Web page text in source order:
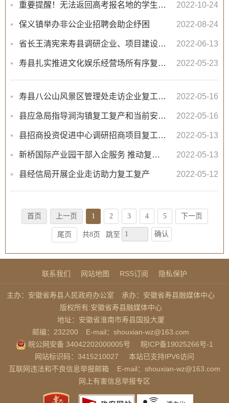
重要提醒！无法返回高考报名地的学生，请注意！ 2022-10-24
保义镇举办非公企业招聘会助企纾困 2022-08-24
省长王清宪来寿县调研企业、项目建设工地复工复产工作情况 2022-06-13
寿县扎实推进文化娱乐经营场所有序复工复产 2022-05-23
寿县八公山风景区管理处走访企业复工复产提升服务质量 2022-05-16
县应急局指导涧沟镇复工复产和当前安全生产工作 2022-05-16
县招商投资促进中心调研招商项目复工复产 2022-05-13
新桥国际产业园干部入企服务 推动复工复产 2022-05-13
县经信局开展企业走访助力复工复产 2022-05-12
首页 上一页 1 2 3 4 5 下一页
尾页 共8页 跳至 确认
联系我们 网站地图 RSS订阅 隐私保护
主办：安徽省寿县人民政府办公室
承办：安徽省寿县融媒体中心
版权所有:安徽省寿县融媒体中心
地址：安徽省淮南市寿县国投大厦
邮编：232200
E-mail：shouxian-wz@163.com
皖公网安备 34042202000005号
皖ICP备19025266号-1
网站标识码：3415210027
本站已支持IPV6访问
互联网违法和不良信息举报邮箱
E-mail：shouxian-wz@163.com
网上有害信息举报专区